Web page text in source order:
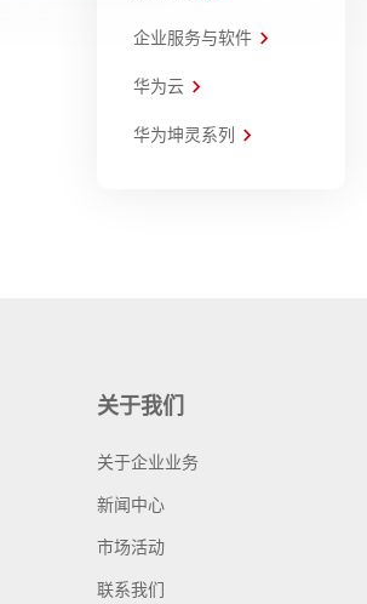
企业服务与软件
华为云
华为坤灵系列
关于我们
关于企业业务
新闻中心
市场活动
联系我们